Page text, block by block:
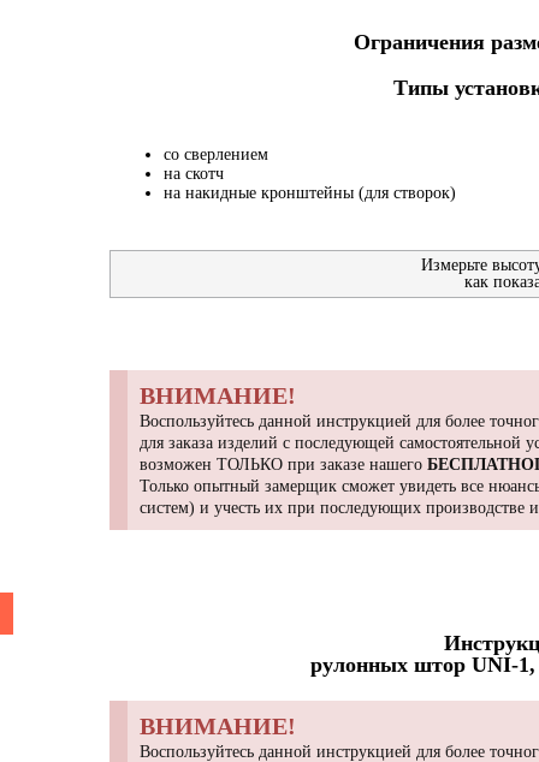
Ограничения
Типы
со сверлением
на скотч
на накидные кронштейны (для створок)
Измерьте
как
ВНИМАНИЕ!
Воспользуйтесь данной инструкцией для более
для заказа изделий с последующей
возможен ТОЛЬКО при заказе нашего
Только опытный замерщик сможет увидеть все
систем) и учесть их при последующих производстве
рулонных штор UNI-
ВНИМАНИЕ!
Воспользуйтесь данной инструкцией для более